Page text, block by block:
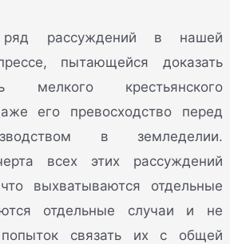
рассуждений в нашей
пытающейся доказать
мелкого крестьянского
его превосходство перед
в земледелии.
всех этих рассуждений
выхватываются отдельные
отдельные случаи и не
связать их с общей